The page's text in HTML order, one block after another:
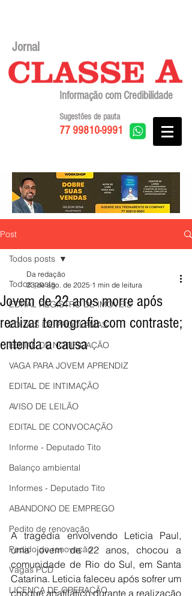
Jornal
Informação com Credibilidade
77 99810-9991
Sugestões de pauta
Post
Todos posts
EDITAL REGISTRO DE IMÓVEIS
EDITAIS DE PROCLAMAS
EDITAL DE NOTIFICAÇÃO
VAGA PARA JOVEM APRENDIZ
EDITAL DE INTIMAÇÃO
AVISO DE LEILÃO
EDITAL DE CONVOCAÇÃO
Informe - Deputado Tito
Balanço ambiental
Informes - Deputado Tito
ABANDONO DE EMPREGO
Pedito de renovação
Pedido de renovação
Vagas PCD
LICENÇA DE OPERAÇÃO
Todos posts
Jovem de 22 anos morre após
realizar tomografia com contraste;
entenda a causa
Da redação
23 de ago. de 2025 1 min de leitura
A tragédia envolvendo Leticia Paul,
uma jovem de 22 anos, chocou a
comunidade de Rio do Sul, em Santa
Catarina. Leticia faleceu após sofrer um
choque anafilático durante a realização